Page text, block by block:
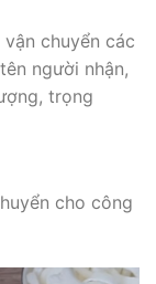
chuyển các
người nhận,
trọng
cho công